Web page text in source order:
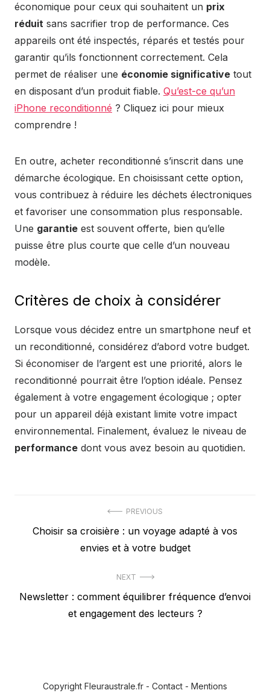
économique pour ceux qui souhaitent un prix
réduit sans sacrifier trop de performance. Ces
appareils ont été inspectés, réparés et testés pour
garantir qu’ils fonctionnent correctement. Cela
permet de réaliser une économie significative tout
en disposant d’un produit fiable. Qu’est-ce qu’un
iPhone reconditionné ? Cliquez ici pour mieux
comprendre !
En outre, acheter reconditionné s’inscrit dans une
démarche écologique. En choisissant cette option,
vous contribuez à réduire les déchets électroniques
et favoriser une consommation plus responsable.
Une garantie est souvent offerte, bien qu’elle
puisse être plus courte que celle d’un nouveau
modèle.
Critères de choix à considérer
Lorsque vous décidez entre un smartphone neuf et
un reconditionné, considérez d’abord votre budget.
Si économiser de l’argent est une priorité, alors le
reconditionné pourrait être l’option idéale. Pensez
également à votre engagement écologique ; opter
pour un appareil déjà existant limite votre impact
environnemental. Finalement, évaluez le niveau de
performance dont vous avez besoin au quotidien.
PREVIOUS
Previous
Choisir sa croisière : un voyage adapté à vos
envies et à votre budget
NEXT
Next
Newsletter : comment équilibrer fréquence d’envoi
et engagement des lecteurs ?
Copyright Fleuraustrale.fr - Contact - Mentions